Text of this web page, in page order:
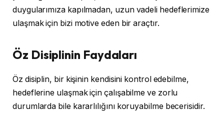
duygularımıza kapılmadan, uzun vadeli hedeflerimize
ulaşmak için bizi motive eden bir araçtır.
Öz Disiplinin Faydaları
Öz disiplin, bir kişinin kendisini kontrol edebilme,
hedeflerine ulaşmak için çalışabilme ve zorlu
durumlarda bile kararlılığını koruyabilme becerisidir.